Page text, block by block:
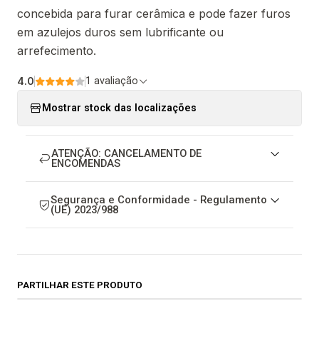
concebida para furar cerâmica e pode fazer furos
em azulejos duros sem lubrificante ou
arrefecimento.
4.0 1 avaliação
Mostrar stock das localizações
ATENÇÃO: CANCELAMENTO DE
ENCOMENDAS
Segurança e Conformidade - Regulamento
(UE) 2023/988
PARTILHAR ESTE PRODUTO